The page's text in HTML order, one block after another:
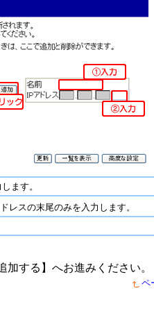
ます。
レスの末尾のみを入力します。
する】へお進みください。
ペ